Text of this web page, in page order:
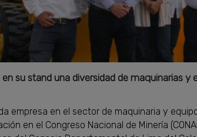
en su stand una diversidad de maquinarias
empresa en el sector de maquinaria y
en el Congreso Nacional de Minería